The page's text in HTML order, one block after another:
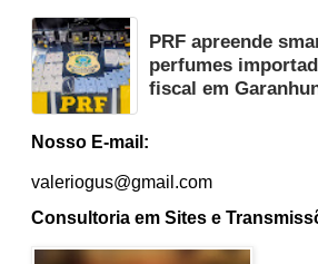
PRF apreende
perfumes
fiscal em
Nosso E-mail:
valeriogus@gmail.com
Consultoria em Sites e